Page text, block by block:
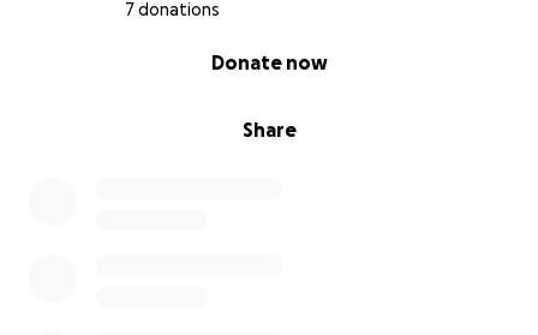
7 donations
Share
Donate now